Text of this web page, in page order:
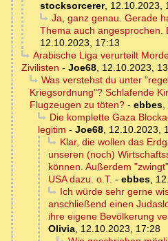
stocksorcerer, 12.10.2023,
Ja, ganz genau. Gerade
Thema auch angesprochen.
12.10.2023, 17:13
Arabische Liga verurteilt
Zivilisten - Joe68, 12.10.2023,
Was verstehst du unter
Kriegsordnung"? Schlafende
Flugzeugen zu töten? - ebbes,
Die komplette Gaza
legitim - Joe68, 12.10.2023,
Klar, die wollen das
unseren (noch)
können. Außerdem
USA dazu. o.T. - ebbes,
Ich würde sehr gerne
anschließend einen
ihre eigene Bevölkerung
Olivia, 12.10.2023, 17:28